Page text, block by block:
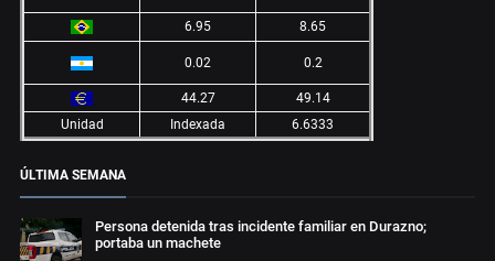
6.95 8.65
0.02 0.2
44.27
49.14
Unidad
Indexada 6.6333
ÚLTIMA SEMANA
Persona detenida tras incidente familiar en Durazno;
portaba un machete